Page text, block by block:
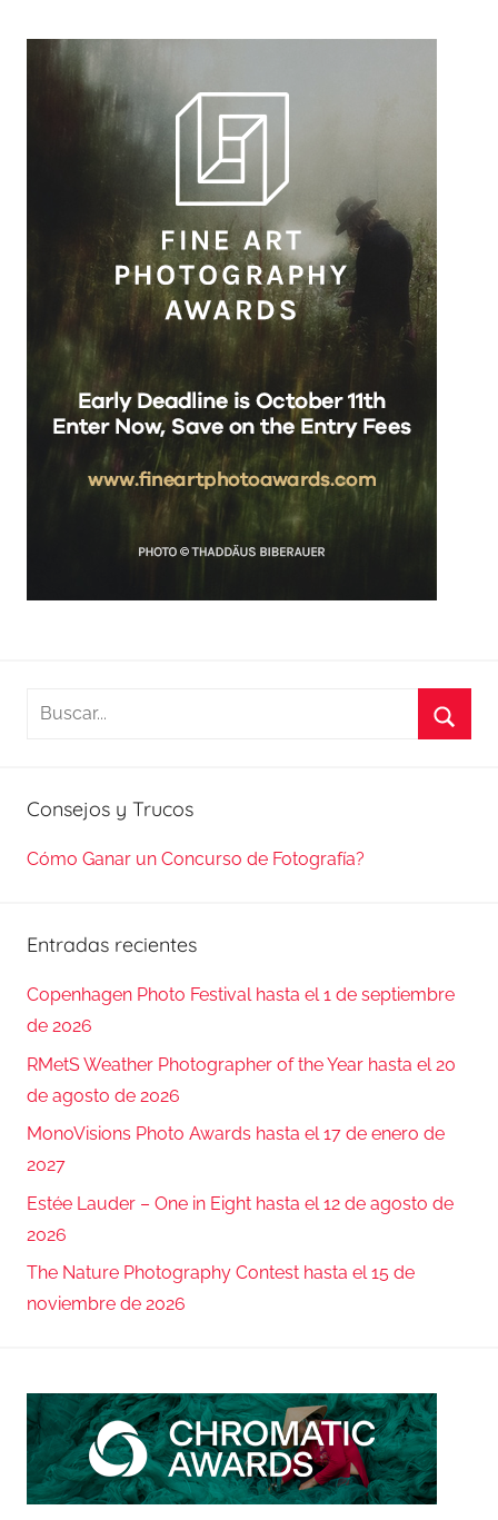
Buscar:
Consejos y Trucos
Cómo Ganar un Concurso de Fotografía?
Entradas recientes
Copenhagen Photo Festival hasta el 1 de septiembre
de 2026
RMetS Weather Photographer of the Year hasta el 20
de agosto de 2026
MonoVisions Photo Awards hasta el 17 de enero de
2027
Estée Lauder – One in Eight hasta el 12 de agosto de
2026
The Nature Photography Contest hasta el 15 de
noviembre de 2026